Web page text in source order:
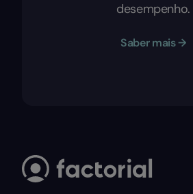
desempenho.
Saber mais →